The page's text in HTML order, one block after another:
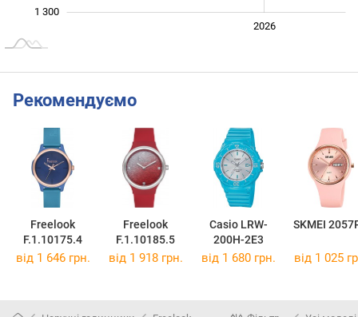
1 300
2026
Рекомендуємо
Freelook
F.1.10175.4
Freelook
F.1.10185.5
Casio LRW-
200H-2E3
SKMEI
від 1 646 грн. від 1 918 грн. від 1 680 грн. від 1 025